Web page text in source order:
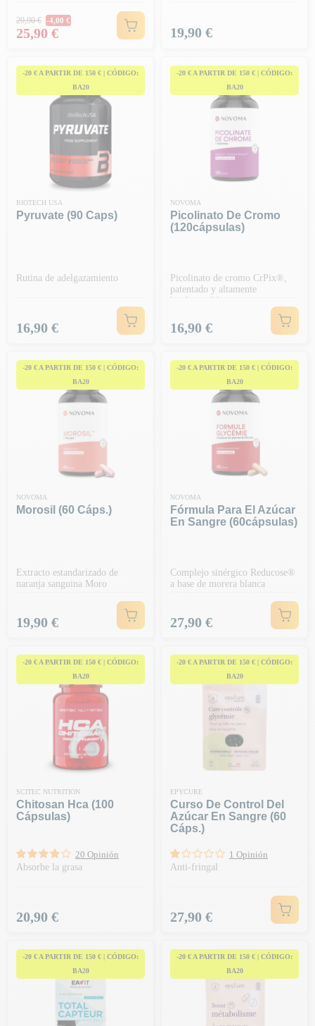
Precio habitual
29,90 € -4,00 €
Precio
25,90 € Precio
19,90 €
-20 € A PARTIR DE 150 € | CÓDIGO:
BA20
BIOTECH USA
Pyruvate (90 Caps)
Rutina de adelgazamiento
Precio
16,90 €
-20 € A PARTIR DE 150 € | CÓDIGO:
BA20
NOVOMA
Picolinato De Cromo
(120cápsulas)
Picolinato de cromo CrPix®,
patentado y altamente
biodisponible
Precio
16,90 €
-20 € A PARTIR DE 150 € | CÓDIGO:
BA20
NOVOMA
Morosil (60 Cáps.)
Extracto estandarizado de
naranja sanguina Moro
Precio
19,90 €
-20 € A PARTIR DE 150 € | CÓDIGO:
BA20
NOVOMA
Fórmula Para El Azúcar
En Sangre (60cápsulas)
Complejo sinérgico Reducose®
a base de morera blanca
Precio
27,90 €
-20 € A PARTIR DE 150 € | CÓDIGO:
BA20
SCITEC NUTRITION
Chitosan Hca (100
Cápsulas)
20 Opinión
Absorbe la grasa
Precio
20,90 €
-20 € A PARTIR DE 150 € | CÓDIGO:
BA20
EPYCURE
Curso De Control Del
Azúcar En Sangre (60
Cáps.)
1 Opinión
Anti-fringal
Precio
27,90 €
-20 € A PARTIR DE 150 € | CÓDIGO:
BA20
-20 € A PARTIR DE 150 € | CÓDIGO:
BA20